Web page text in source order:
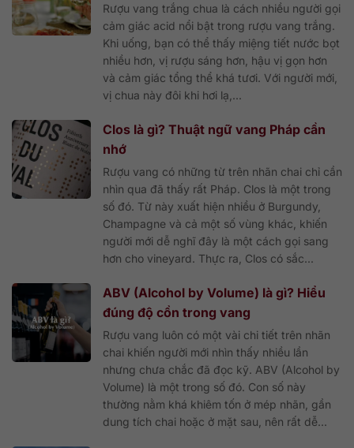
Rượu vang trắng chua là cách nhiều người gọi
cảm giác acid nổi bật trong rượu vang trắng.
Khi uống, bạn có thể thấy miệng tiết nước bọt
nhiều hơn, vị rượu sáng hơn, hậu vị gọn hơn
và cảm giác tổng thể khá tươi. Với người mới,
vị chua này đôi khi hơi lạ,...
Clos là gì? Thuật ngữ vang Pháp cần
nhớ
Rượu vang có những từ trên nhãn chai chỉ cần
nhìn qua đã thấy rất Pháp. Clos là một trong
số đó. Từ này xuất hiện nhiều ở Burgundy,
Champagne và cả một số vùng khác, khiến
người mới dễ nghĩ đây là một cách gọi sang
hơn cho vineyard. Thực ra, Clos có sắc...
ABV (Alcohol by Volume) là gì? Hiểu
đúng độ cồn trong vang
Rượu vang luôn có một vài chi tiết trên nhãn
chai khiến người mới nhìn thấy nhiều lần
nhưng chưa chắc đã đọc kỹ. ABV (Alcohol by
Volume) là một trong số đó. Con số này
thường nằm khá khiêm tốn ở mép nhãn, gần
dung tích chai hoặc ở mặt sau, nên rất dễ...